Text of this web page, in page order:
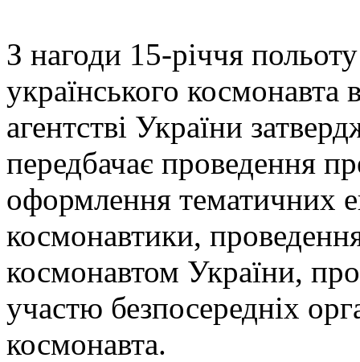
З нагоди 15-річчя
українського
агентстві України
передбачає проведення
оформлення тематичних
космонавтики,
космонавтом України,
участю безпосередніх
космонавта.